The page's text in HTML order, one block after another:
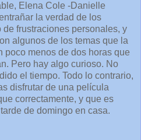
Elena Cole -Danielle
la verdad de los
frustraciones personales, y
algunos de los temas que la
poco menos de dos horas que
Pero hay algo curioso. No
el tiempo. Todo lo contrario,
disfrutar de una película
correctamente, y que es
de domingo en casa.